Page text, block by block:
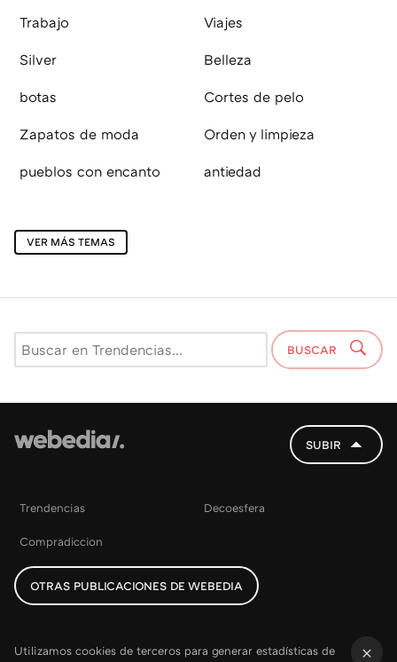
Trabajo Viajes
Silver Belleza
botas Cortes de pelo
Zapatos de moda Orden y limpieza
pueblos con encanto antiedad
VER MÁS TEMAS
BUSCAR
SUBIR
Trendencias Decoesfera
Compradiccion
OTRAS PUBLICACIONES DE WEBEDIA
Utilizamos cookies de terceros para generar estadísticas de